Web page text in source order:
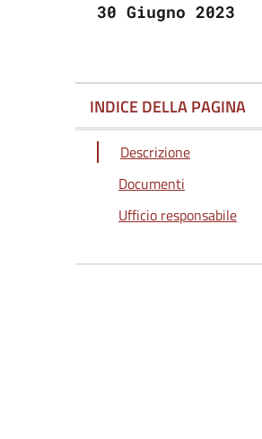
30 Giugno 2023
INDICE DELLA PAGINA
Descrizione
Documenti
Ufficio responsabile